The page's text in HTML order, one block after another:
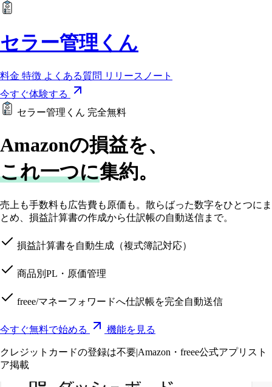
セラー管理くん
料金 特徴 よくある質問 リリースノート
今すぐ体験する
セラー管理くん 完全無料
Amazonの損益を、
これ一つに集約。
売上も手数料も広告費も原価も。散らばった数字をひとつにま
とめ、 損益計算書の作成から仕訳帳の自動送信まで。
損益計算書を自動生成（複式簿記対応）
商品別PL・原価管理
freee/マネーフォワードへ仕訳帳を完全自動送信
今すぐ無料で始める 機能を見る
クレジットカードの登録は不要|Amazon・freee公式アプリスト
ア掲載